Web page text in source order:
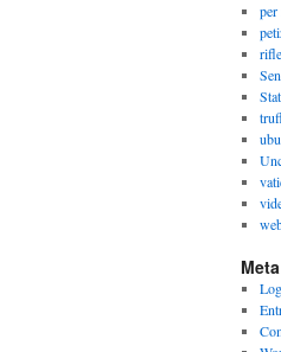
per
Meta